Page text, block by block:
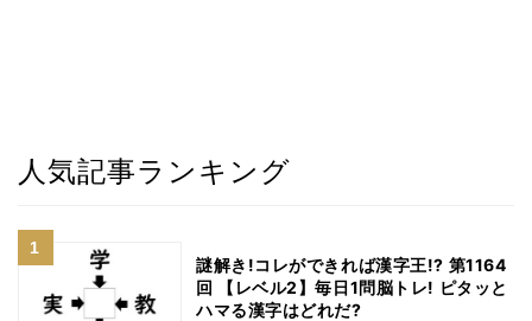
人気記事ランキング
謎解き!コレができれば漢字王!? 第1164
回 【レベル2】毎日1問脳トレ! ピタッと
ハマる漢字はどれだ?